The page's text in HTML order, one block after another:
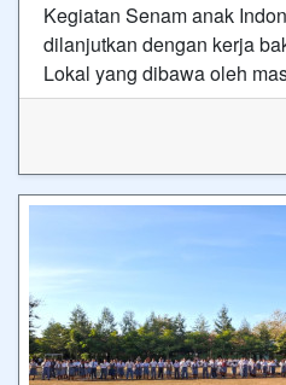
Kegiatan Senam anak
dilanjutkan dengan kerja
Lokal yang dibawa oleh